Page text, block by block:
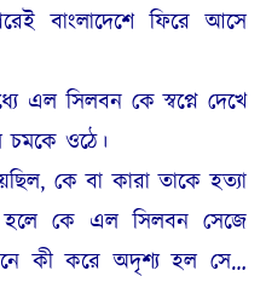
বাংলাদেশে ফিরে আসে
এল সিলবন কে স্বপ্নে দেখে
চমকে ওঠে।
কে বা কারা তাকে হত্যা
হলে কে এল সিলবন সেজে
কী করে অদৃশ্য হল সে…